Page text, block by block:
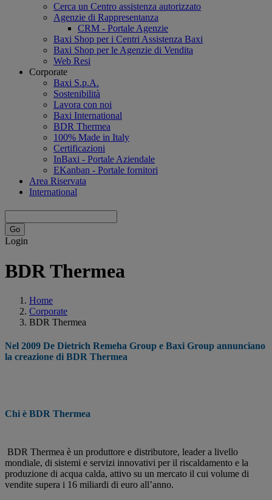
Cerca un Centro assistenza autorizzato
Agenzie di Rappresentanza
CRM - Portale Agenzie
Baxi Shop per i Centri Assistenza Baxi
Baxi Shop per le Agenzie di Vendita
Web Resi
Corporate
Baxi S.p.A.
Sostenibilità
Lavora con noi
Baxi International
BDR Thermea
100% Made in Italy
Certificazioni
InBaxi - Portale Aziendale
EKanban - Portale fornitori
Area Riservata
International
Login
BDR Thermea
Home
Corporate
BDR Thermea
Nel 2009 De Dietrich Remeha Group e Baxi Group annunciano
la creazione di BDR Thermea
Chi è BDR Thermea
BDR Thermea è un produttore e distributore, leader a livello
mondiale, di sistemi e servizi innovativi per il riscaldamento e la
produzione di acqua calda, attivo su un mercato il cui volume di
vendite supera i 16 miliardi di euro all’anno.